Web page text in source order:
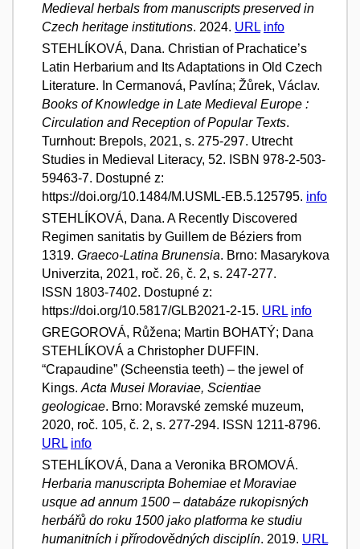
Medieval herbals from manuscripts preserved in
Czech heritage institutions. 2024. URL info
STEHLÍKOVÁ, Dana. Christian of Prachatice’s
Latin Herbarium and Its Adaptations in Old Czech
Literature. In Cermanová, Pavlína; Žůrek, Václav.
Books of Knowledge in Late Medieval Europe :
Circulation and Reception of Popular Texts.
Turnhout: Brepols, 2021, s. 275-297. Utrecht
Studies in Medieval Literacy, 52. ISBN 978-2-503-
59463-7. Dostupné z:
https://doi.org/10.1484/M.USML-EB.5.125795. info
STEHLÍKOVÁ, Dana. A Recently Discovered
Regimen sanitatis by Guillem de Béziers from
1319. Graeco-Latina Brunensia. Brno: Masarykova
Univerzita, 2021, roč. 26, č. 2, s. 247-277.
ISSN 1803-7402. Dostupné z:
https://doi.org/10.5817/GLB2021-2-15. URL info
GREGOROVÁ, Růžena; Martin BOHATÝ; Dana
STEHLÍKOVÁ a Christopher DUFFIN.
“Crapaudine” (Scheenstia teeth) – the jewel of
Kings. Acta Musei Moraviae, Scientiae
geologicae. Brno: Moravské zemské muzeum,
2020, roč. 105, č. 2, s. 277-294. ISSN 1211-8796.
URL info
STEHLÍKOVÁ, Dana a Veronika BROMOVÁ.
Herbaria manuscripta Bohemiae et Moraviae
usque ad annum 1500 – databáze rukopisných
herbářů do roku 1500 jako platforma ke studiu
humanitních i přírodovědných disciplín. 2019. URL